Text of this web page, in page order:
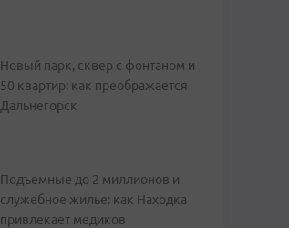
Новый парк, сквер с фонтаном и
50 квартир: как преображается
Дальнегорск
Подъемные до 2 миллионов и
служебное жилье: как Находка
привлекает медиков